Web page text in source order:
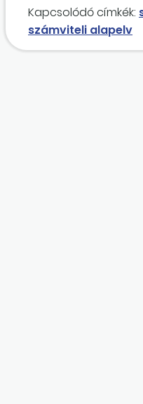
Kapcsolódó címkék:
számviteli alapelv